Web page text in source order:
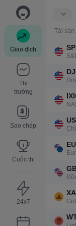
Giao dịch
Thị
trường
Sao chép
Cuộc thi
24x7
Tài sản